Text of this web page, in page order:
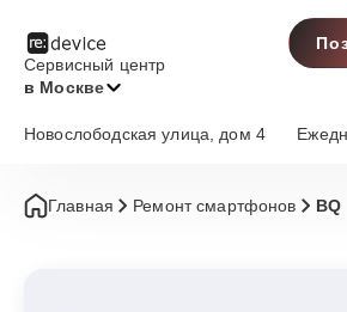
Сервисный центр
в Москве
Новослободская улица, дом 4
Главная Ремонт смартфонов BQ